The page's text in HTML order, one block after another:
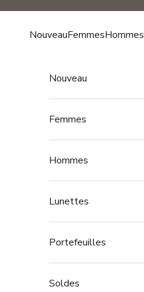
NouveauFemmesHommes
Nouveau
Femmes
Hommes
Lunettes
Portefeuilles
Soldes